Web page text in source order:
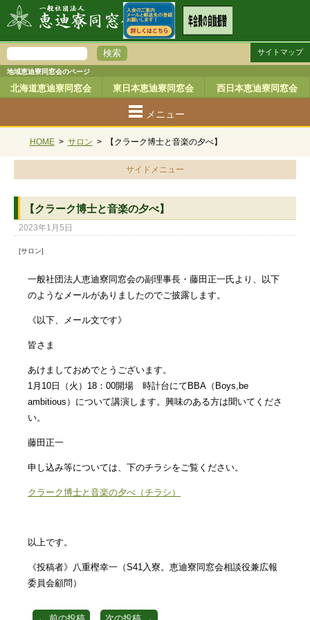
地域恵迪寮同窓会のページ
北海道恵迪寮同窓会 東日本恵迪寮同窓会 西日本恵迪寮同窓会
サイトマップ
メニュー
HOME > サロン > 【クラーク博士と音楽の夕べ】
サイドメニュー
【クラーク博士と音楽の夕べ】
2023年1月5日
[サロン]
一般社団法人恵迪寮同窓会の副理事長・藤田正一氏より、以下
のようなメールがありましたのでご披露します。
《以下、メール文です》
皆さま
あけましておめでとうございます。
1月10日（火）18：00開場 時計台にてBBA（Boys,be
ambitious）について講演します。興味のある方は聞いてくださ
い。
藤田正一
申し込み等については、下のチラシをご覧ください。
クラーク博士と音楽の夕べ（チラシ）
以上です。
《投稿者》八重樫幸一（S41入寮。恵迪寮同窓会相談役兼広報
委員会顧問）